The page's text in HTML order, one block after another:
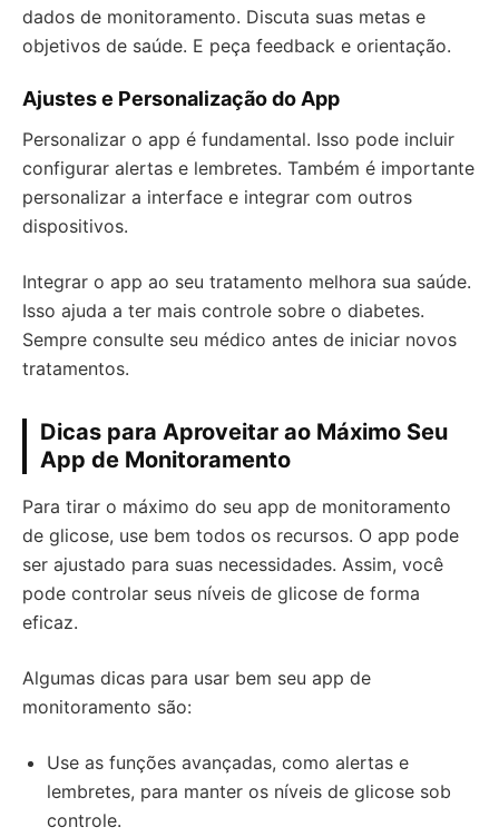
dados de monitoramento. Discuta suas metas e
objetivos de saúde. E peça feedback e orientação.
Ajustes e Personalização do App
Personalizar o app é fundamental. Isso pode incluir
configurar alertas e lembretes. Também é importante
personalizar a interface e integrar com outros
dispositivos.
Integrar o app ao seu tratamento melhora sua saúde.
Isso ajuda a ter mais controle sobre o diabetes.
Sempre consulte seu médico antes de iniciar novos
tratamentos.
Dicas para Aproveitar ao Máximo Seu
App de Monitoramento
Para tirar o máximo do seu app de monitoramento
de glicose, use bem todos os recursos. O app pode
ser ajustado para suas necessidades. Assim, você
pode controlar seus níveis de glicose de forma
eficaz.
Algumas dicas para usar bem seu app de
monitoramento são:
Use as funções avançadas, como alertas e
lembretes, para manter os níveis de glicose sob
controle.